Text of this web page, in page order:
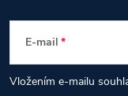
p
a
E-mail
Vložením e-mailu